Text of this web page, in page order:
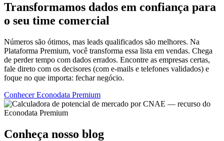
Transformamos dados em confiança para
o seu time comercial
Números são ótimos, mas leads qualificados são melhores. Na
Plataforma Premium, você transforma essa lista em vendas. Chega
de perder tempo com dados errados. Encontre as empresas certas,
fale direto com os decisores (com e-mails e telefones validados) e
foque no que importa: fechar negócio.
Conhecer Econodata Premium
Conheça nosso blog